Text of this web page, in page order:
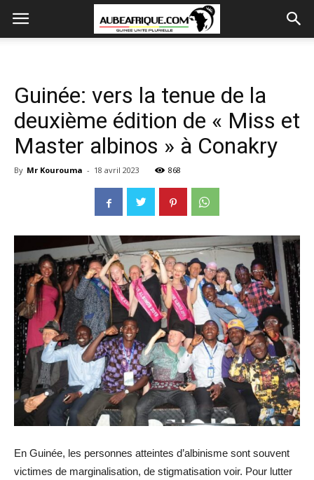
Guinée: vers la tenue de la
deuxième édition de « Miss et
Master albinos » à Conakry
By Mr Kourouma - 18 avril 2023 868
En Guinée, les personnes atteintes d’albinisme sont souvent
victimes de marginalisation, de stigmatisation voir. Pour lutter